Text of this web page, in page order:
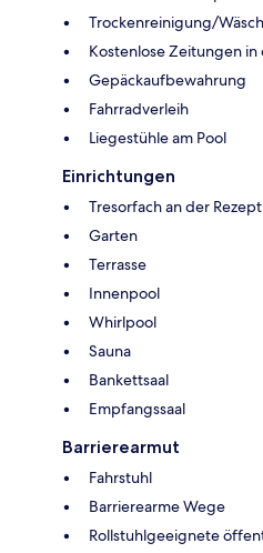
Trockenreinigung/
Kostenlose Zeitungen in
Gepäckaufbewahrung
Fahrradverleih
Liegestühle am Pool
Einrichtungen
Tresorfach an der
Garten
Terrasse
Innenpool
Whirlpool
Sauna
Bankettsaal
Empfangssaal
Barrierearmut
Fahrstuhl
Barrierearme Wege
Rollstuhlgeeignete